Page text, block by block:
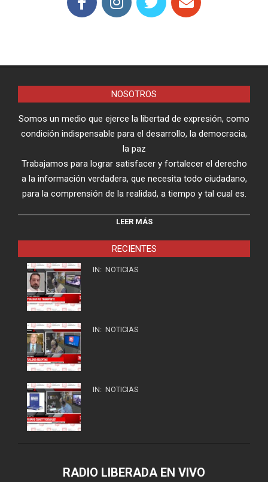
NOSOTROS
Somos un medio que ejerce la libertad de expresión, como
condición indispensable para el desarrollo, la democracia,
la paz
Trabajamos para lograr satisfacer y fortalecer el derecho
a la información verdadera, que necesita todo ciudadano,
para la comprensión de la realidad, a tiempo y tal cual es.
LEER MÁS
RECIENTES
IN: NOTICIAS
IN: NOTICIAS
IN: NOTICIAS
RADIO LIBERADA EN VIVO